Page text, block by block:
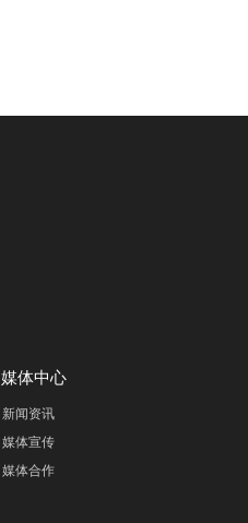
媒体中心
新闻资讯
媒体宣传
媒体合作